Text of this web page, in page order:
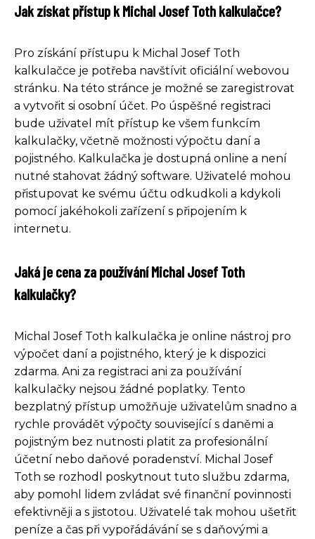
Jak získat přístup k Michal Josef Toth kalkulačce?
Pro získání přístupu k Michal Josef Toth
kalkulačce je potřeba navštívit oficiální webovou
stránku. Na této stránce je možné se zaregistrovat
a vytvořit si osobní účet. Po úspěšné registraci
bude uživatel mít přístup ke všem funkcím
kalkulačky, včetně možnosti výpočtu daní a
pojistného. Kalkulačka je dostupná online a není
nutné stahovat žádný software. Uživatelé mohou
přistupovat ke svému účtu odkudkoli a kdykoli
pomocí jakéhokoli zařízení s připojením k
internetu.
Jaká je cena za používání Michal Josef Toth
kalkulačky?
Michal Josef Toth kalkulačka je online nástroj pro
výpočet daní a pojistného, který je k dispozici
zdarma. Ani za registraci ani za používání
kalkulačky nejsou žádné poplatky. Tento
bezplatný přístup umožňuje uživatelům snadno a
rychle provádět výpočty související s daněmi a
pojistným bez nutnosti platit za profesionální
účetní nebo daňové poradenství. Michal Josef
Toth se rozhodl poskytnout tuto službu zdarma,
aby pomohl lidem zvládat své finanční povinnosti
efektivněji a s jistotou. Uživatelé tak mohou ušetřit
peníze a čas při vypořádávání se s daňovými a